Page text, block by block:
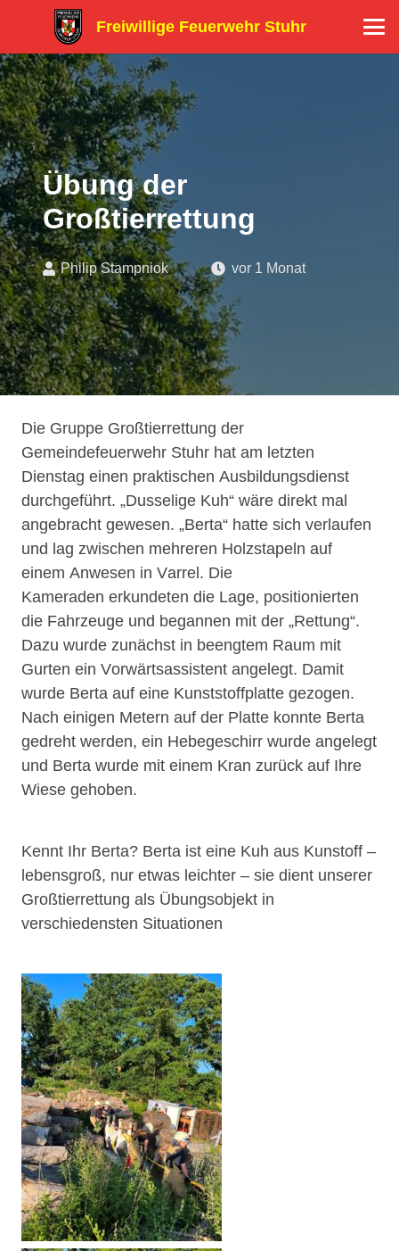
Freiwillige Feuerwehr Stuhr
Übung der
Großtierrettung
Philip Stampniok vor 1 Monat
Die Gruppe Großtierrettung der
Gemeindefeuerwehr Stuhr hat am letzten
Dienstag einen praktischen Ausbildungsdienst
durchgeführt. „Dusselige Kuh“ wäre direkt mal
angebracht gewesen. „Berta“ hatte sich verlaufen
und lag zwischen mehreren Holzstapeln auf
einem Anwesen in Varrel. Die
Kameraden erkundeten die Lage, positionierten
die Fahrzeuge und begannen mit der „Rettung“.
Dazu wurde zunächst in beengtem Raum mit
Gurten ein Vorwärtsassistent angelegt. Damit
wurde Berta auf eine Kunststoffplatte gezogen.
Nach einigen Metern auf der Platte konnte Berta
gedreht werden, ein Hebegeschirr wurde angelegt
und Berta wurde mit einem Kran zurück auf Ihre
Wiese gehoben.
Kennt Ihr Berta? Berta ist eine Kuh aus Kunstoff –
lebensgroß, nur etwas leichter – sie dient unserer
Großtierrettung als Übungsobjekt in
verschiedensten Situationen